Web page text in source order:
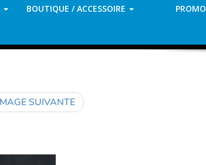
BOUTIQUE / ACCESSOIRE
SUIVANTE